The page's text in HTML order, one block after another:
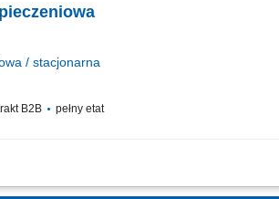
/ stacjonarna
B2B pełny etat
biznesowych; Analiza potrzeb klientów oraz dobór